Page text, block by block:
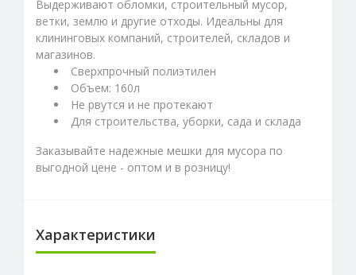
Выдерживают обломки, строительный мусор,
ветки, землю и другие отходы. Идеальны для
клининговых компаний, строителей, складов и
магазинов.
Сверхпрочный полиэтилен
Объем: 160л
Не рвутся и не протекают
Для строительства, уборки, сада и склада
Заказывайте надежные мешки для мусора по
выгодной цене - оптом и в розницу!
Характеристики